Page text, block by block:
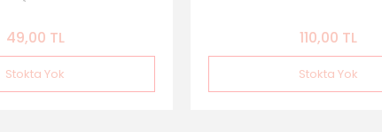
49,00 TL
Stokta Yok
110,00 TL
Stokta Yok